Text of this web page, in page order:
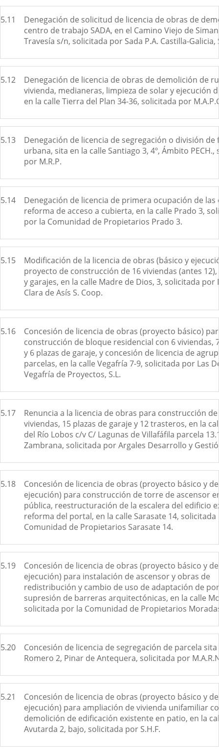
5.11
Denegación de solicitud de licencia de obras de
centro de trabajo SADA, en el Camino Viejo de
Travesía s/n, solicitada por Sada P.A. Castilla-Galicia,
5.12
Denegación de licencia de obras de demolición de
vivienda, medianeras, limpieza de solar y ejecución
en la calle Tierra del Plan 34-36, solicitada por
5.13
Denegación de licencia de segregación o división de
urbana, sita en la calle Santiago 3, 4º, Ámbito PECH.,
por M.R.P.
5.14
Denegación de licencia de primera ocupación de las
reforma de acceso a cubierta, en la calle Prado 3,
por la Comunidad de Propietarios Prado 3.
5.15
Modificación de la licencia de obras (básico y
proyecto de construcción de 16 viviendas (antes
y garajes, en la calle Madre de Dios, 3, solicitada por
Clara de Asís S. Coop.
5.16
Concesión de licencia de obras (proyecto básico)
construcción de bloque residencial con 6 viviendas,
y 6 plazas de garaje, y concesión de licencia de
parcelas, en la calle Vegafría 7-9, solicitada por Las
Vegafría de Proyectos, S.L.
5.17
Renuncia a la licencia de obras para construcción de
viviendas, 15 plazas de garaje y 12 trasteros, en la
del Río Lobos c/v C/ Lagunas de Villafáfila parcela
Zambrana, solicitada por Argales Desarrollo y
5.18
Concesión de licencia de obras (proyecto básico y de
ejecución) para construcción de torre de ascensor
pública, reestructuración de la escalera del edificio
reforma del portal, en la calle Sarasate 14, solicitada
Comunidad de Propietarios Sarasate 14.
5.19
Concesión de licencia de obras (proyecto básico y de
ejecución) para instalación de ascensor y obras de
redistribución y cambio de uso de adaptación de
supresión de barreras arquitectónicas, en la calle
solicitada por la Comunidad de Propietarios
5.20
Concesión de licencia de segregación de parcela sita
Romero 2, Pinar de Antequera, solicitada por
5.21
Concesión de licencia de obras (proyecto básico y de
ejecución) para ampliación de vivienda unifamiliar
demolición de edificación existente en patio, en la
Avutarda 2, bajo, solicitada por S.H.F.